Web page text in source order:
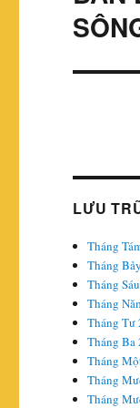
tiếp
theo:
LƯU
Tháng
Tháng
Tháng
Tháng
Tháng Tư
Tháng Ba
Tháng
Tháng
Tháng